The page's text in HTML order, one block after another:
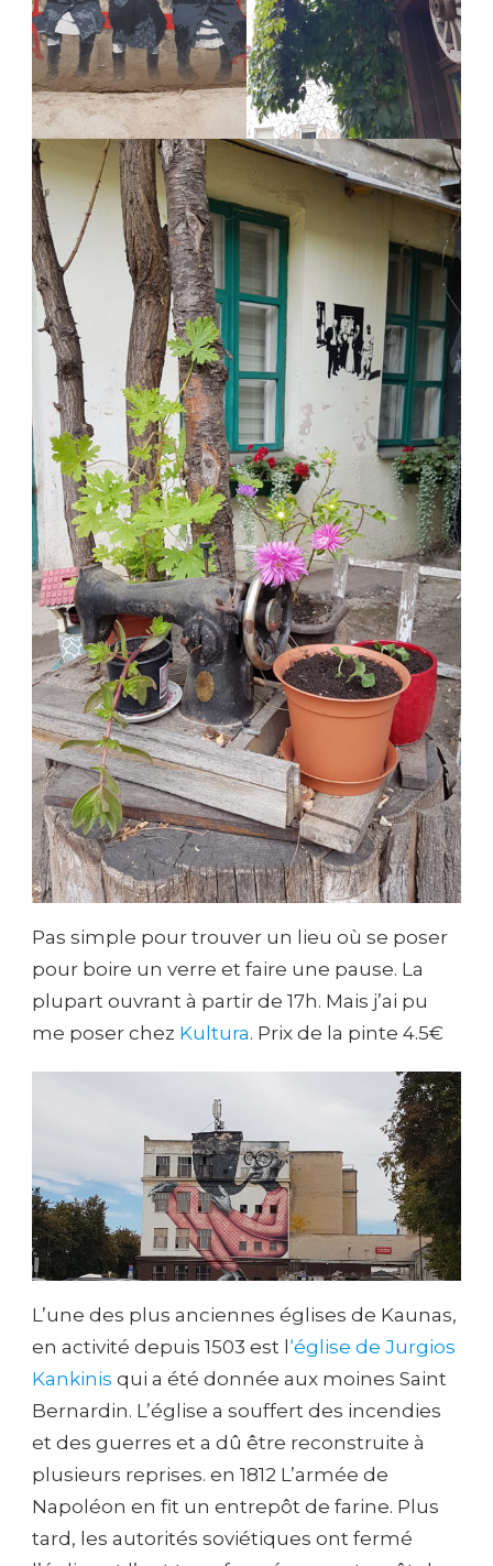
Pas simple pour trouver un lieu où se poser
pour boire un verre et faire une pause. La
plupart ouvrant à partir de 17h. Mais j’ai pu
me poser chez Kultura. Prix de la pinte 4.5€
L’une des plus anciennes églises de Kaunas,
en activité depuis 1503 est l‘église de Jurgios
Kankinis qui a été donnée aux moines Saint
Bernardin. L’église a souffert des incendies
et des guerres et a dû être reconstruite à
plusieurs reprises. en 1812 L’armée de
Napoléon en fit un entrepôt de farine. Plus
tard, les autorités soviétiques ont fermé